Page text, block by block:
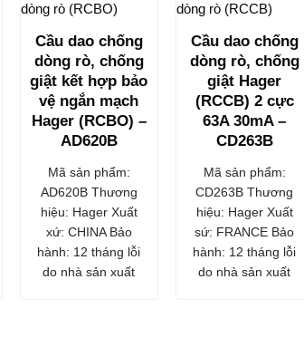
Cầu dao chống
dòng rò, chống
giật kết hợp bảo
vệ ngắn mạch
Hager (RCBO) –
AD620B
Mã sản phẩm:
AD620B Thương
hiệu: Hager Xuất
xứ: CHINA Bảo
hành: 12 tháng lỗi
do nhà sản xuất
Cầu dao chống
dòng rò, chống
giật Hager
(RCCB) 2 cực
63A 30mA –
CD263B
Mã sản phẩm:
CD263B Thương
hiệu: Hager Xuất
sứ: FRANCE Bảo
hành: 12 tháng lỗi
do nhà sản xuất